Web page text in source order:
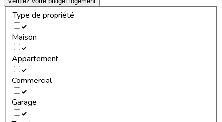
Type de propriété
Maison
Appartement
Commercial
Garage